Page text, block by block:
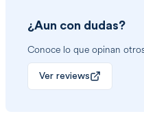
¿Aun con dudas?
Conoce lo que opinan
Ver reviews